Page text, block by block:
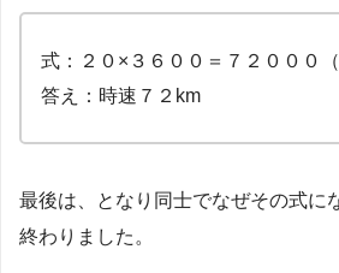
式：２０×３６００＝７２０００（
答え：時速７２km
最後は、となり同士でなぜその式に
終わりました。